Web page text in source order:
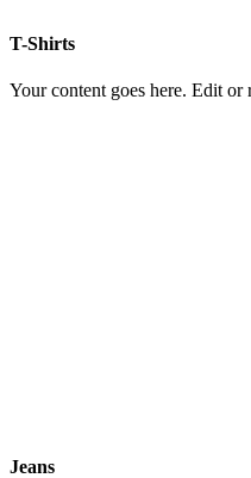
T-Shirts
Your content goes here. Edit or
Jeans